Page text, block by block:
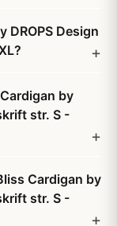
DROPS Design
by
str. S -
Cardigan by
str. S -